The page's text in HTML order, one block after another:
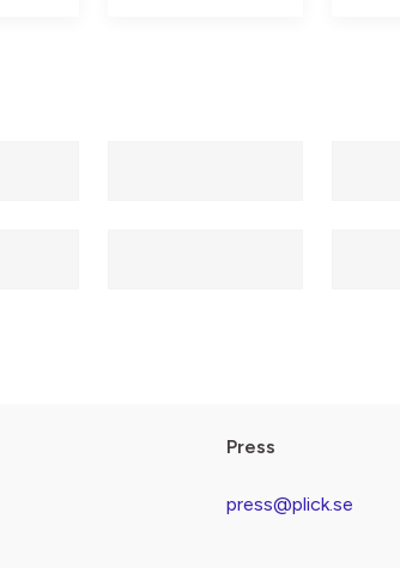
Press
press@plick.se